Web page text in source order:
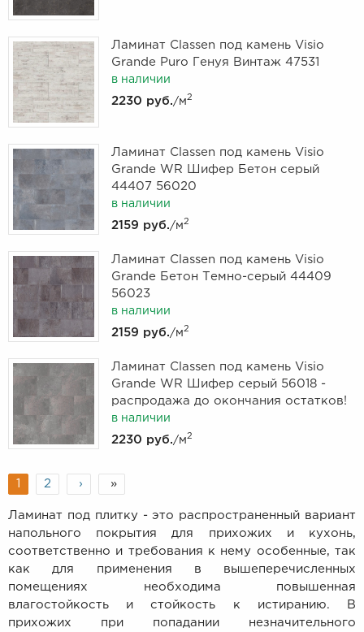
Ламинат Classen под камень Visio
Grande Puro Генуя Винтаж 47531
в наличии
2230 руб./м2
Ламинат Classen под камень Visio
Grande WR Шифер Бетон серый
44407 56020
в наличии
2159 руб./м2
Ламинат Classen под камень Visio
Grande Бетон Темно-серый 44409
56023
в наличии
2159 руб./м2
Ламинат Classen под камень Visio
Grande WR Шифер серый 56018 -
распродажа до окончания остатков!
в наличии
2230 руб./м2
2 › »
Ламинат под плитку - это распространенный вариант
напольного покрытия для прихожих и кухонь,
соответственно и требования к нему особенные, так
как для применения в вышеперечисленных
помещениях необходима повышенная
влагостойкость и стойкость к истиранию. В
прихожих при попадании незначительного